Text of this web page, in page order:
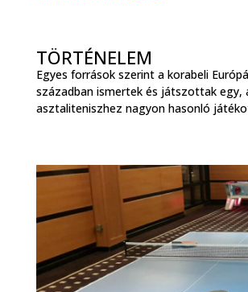
TÖRTÉNELEM
Egyes források szerint a korabeli
században ismertek és játszottak egy,
asztaliteniszhez nagyon hasonló